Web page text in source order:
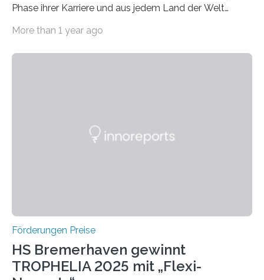
Phase ihrer Karriere und aus jedem Land der Welt
Leben gerufen, um die bemerkenswertesten
Foundation, des BIAL Award in Biomedicine ist in
More than 1 year ago
Förderungen Preise
HS Bremerhaven gewinnt
TROPHELIA 2025 mit „Flexi-